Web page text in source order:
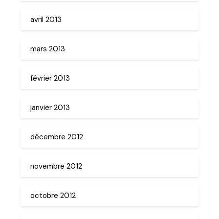
avril 2013
mars 2013
février 2013
janvier 2013
décembre 2012
novembre 2012
octobre 2012